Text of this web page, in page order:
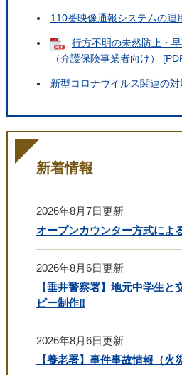
110番映像通報システムの運
行方不明の未然防止・
（介護保険事業者向け）
新型コロナウイルス関連の
新着情報
2026年8月7日更新
オープンカウンター方式によ
2026年8月6日更新
【垂井警察署】地元中学生と
ビー制作‼
2026年8月6日更新
【養老署】事件事故情報（火